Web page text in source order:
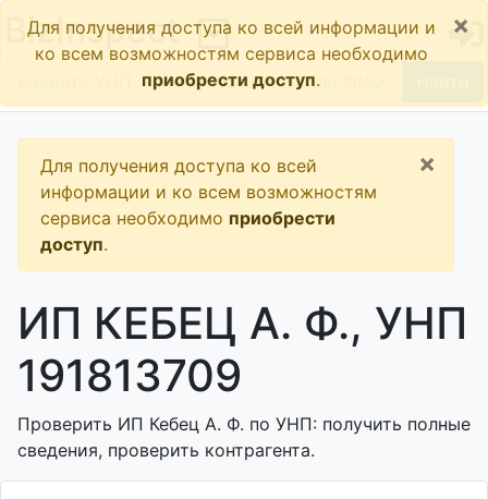
BizInspect
Для получения доступа ко всей информации и
ко всем возможностям сервиса необходимо
приобрести доступ.
×
Для получения доступа ко всей
информации и ко всем возможностям
сервиса необходимо приобрести
доступ.
×
ИП КЕБЕЦ А. Ф., УНП
191813709
Проверить ИП Кебец А. Ф. по УНП: получить полные
сведения, проверить контрагента.